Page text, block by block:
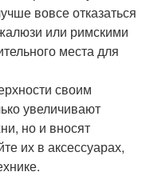
вовсе отказаться
или римскими
места для
своим
увеличивают
но и вносят
их в аксессуарах,